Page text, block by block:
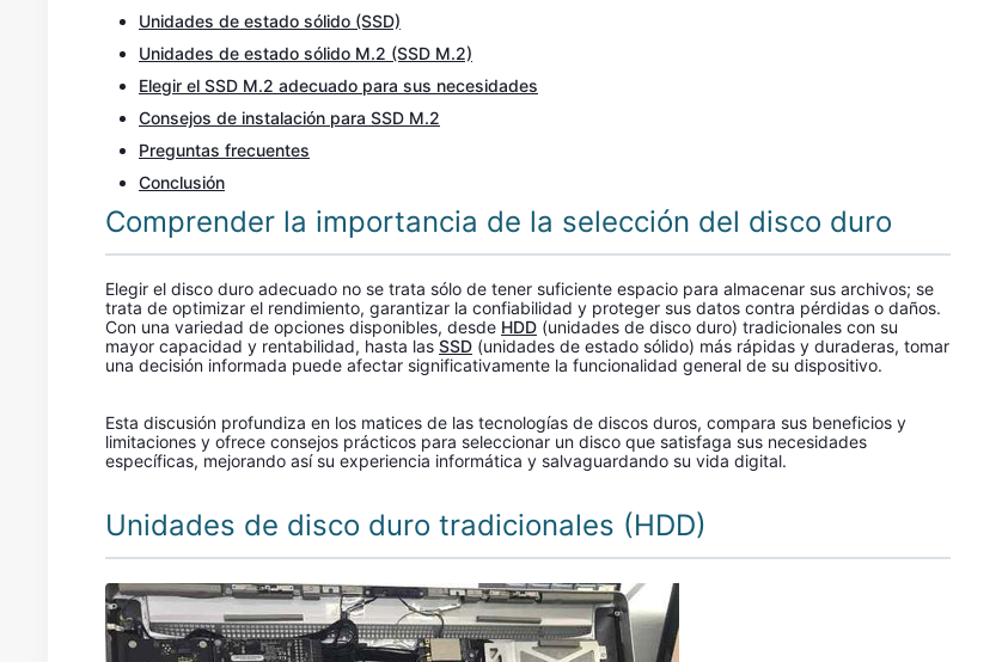
Unidades de estado sólido (SSD)
Unidades de estado sólido M.2 (SSD M.2)
Elegir el SSD M.2 adecuado para sus necesidades
Consejos de instalación para SSD M.2
Preguntas frecuentes
Conclusión
Comprender la importancia de la selección del disco duro
Elegir el disco duro adecuado no se trata sólo de tener suficiente espacio para almacenar sus archivos; se
trata de optimizar el rendimiento, garantizar la confiabilidad y proteger sus datos contra pérdidas o daños.
Con una variedad de opciones disponibles, desde HDD (unidades de disco duro) tradicionales con su
mayor capacidad y rentabilidad, hasta las SSD (unidades de estado sólido) más rápidas y duraderas, tomar
una decisión informada puede afectar significativamente la funcionalidad general de su dispositivo.
Esta discusión profundiza en los matices de las tecnologías de discos duros, compara sus beneficios y
limitaciones y ofrece consejos prácticos para seleccionar un disco que satisfaga sus necesidades
específicas, mejorando así su experiencia informática y salvaguardando su vida digital.
Unidades de disco duro tradicionales (HDD)